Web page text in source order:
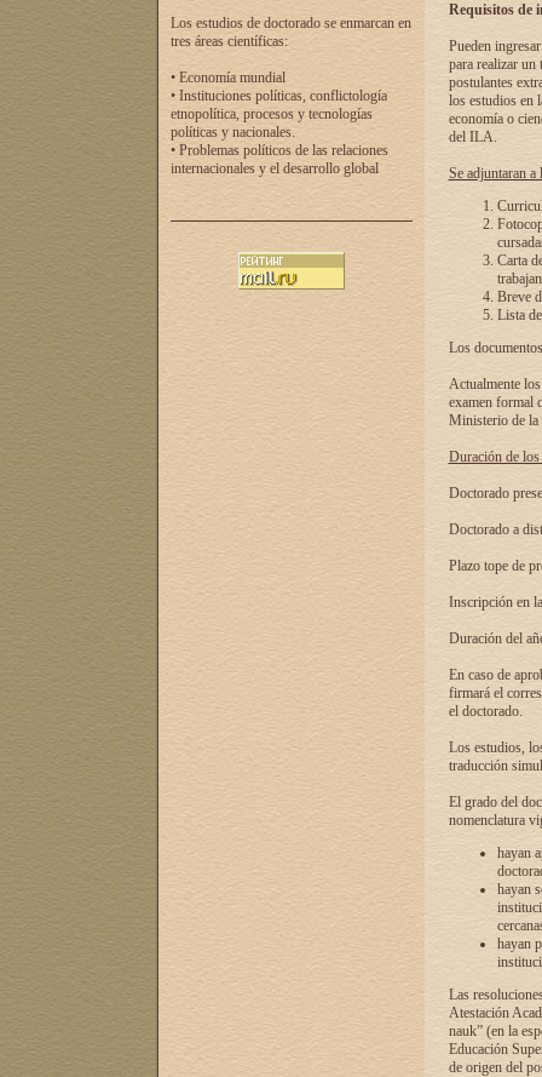
Los estudios de doctorado se enmarcan en
tres áreas científicas:
• Economía mundial
• Instituciones políticas, conflictología
etnopolítica, procesos y tecnologías
políticas y nacionales.
• Problemas políticos de las relaciones
internacionales y el desarrollo global
Requisitos de
Pueden
para realizar un
postulantes
los estudios en
economía o
del ILA.
Se adjuntaran a
Carta
Breve
Lista
Los
Actualmente
examen formal
Ministerio de la
Duración de
Doctorado
Doctorado a
Plazo tope de
Inscripción en
Duración del
En caso de
firmará el
el doctorado.
Los estudios,
traducción
El grado del
nomenclatura
hayan
hayan
hayan
Las
Atestación
nauk” (en la
Educación
de origen del